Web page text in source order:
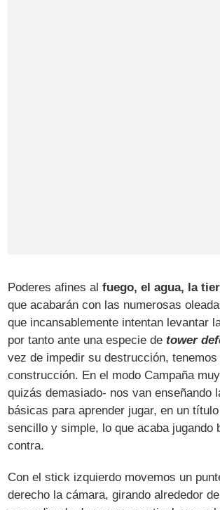
Poderes afines alfuego, el agua, la
que acabarán con las numerosas
que incansablemente intentan levantar
por tanto ante una especie detower
vez de impedir su destrucción,
construcción. En el modo Campaña
quizás demasiado- nos van enseñando
básicas para aprender jugar, en un
sencillo y simple, lo que acaba jugando
contra.
Con el stick izquierdo movemos un
derecho la cámara, girando alrededor